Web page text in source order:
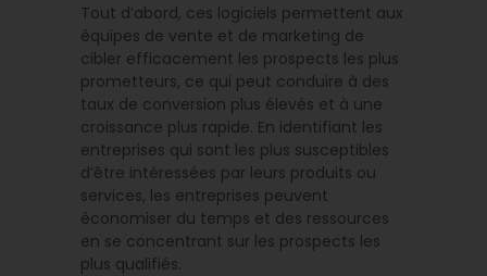
Tout d’abord, ces logiciels permettent aux
équipes de vente et de marketing de
cibler efficacement les prospects les plus
prometteurs, ce qui peut conduire à des
taux de conversion plus élevés et à une
croissance plus rapide. En identifiant les
entreprises qui sont les plus susceptibles
d’être intéressées par leurs produits ou
services, les entreprises peuvent
économiser du temps et des ressources
en se concentrant sur les prospects les
plus qualifiés.